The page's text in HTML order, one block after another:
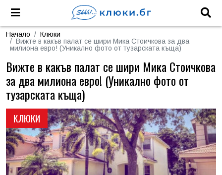
Начало
Клюки
Вижте в какъв палат се шири Мика Стоичкова за два
милиона евро! (Уникално фото от тузарската къща)
КЛЮКИ
Вижте в какъв палат се шири Мика Стоичкова
за два милиона евро! (Уникално фото от
тузарската къща)